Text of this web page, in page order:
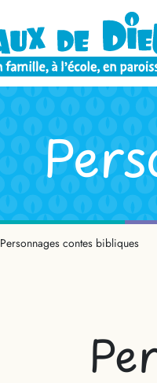
Personnages contes bibliques